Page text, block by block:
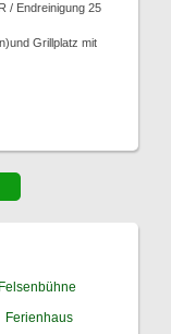
/ Endreinigung 25
Grillplatz mit
Felsenbühne
Ferienhaus